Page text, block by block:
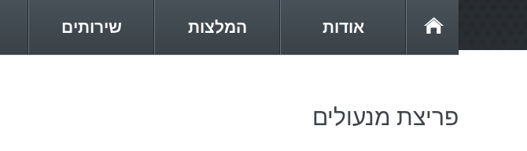
אודות המלצות שירותים
פריצת מנעולים